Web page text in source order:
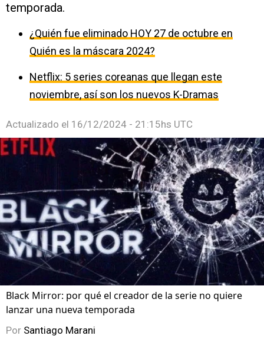
temporada.
¿Quién fue eliminado HOY 27 de octubre en
Quién es la máscara 2024?
Netflix: 5 series coreanas que llegan este
noviembre, así son los nuevos K-Dramas
Actualizado el 16/12/2024 - 21:15hs UTC
Black Mirror: por qué el creador de la serie no quiere
lanzar una nueva temporada
Por Santiago Marani